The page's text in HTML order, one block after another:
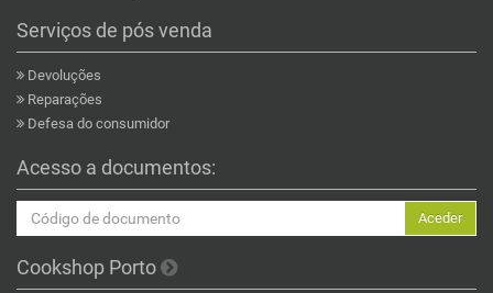
Serviços de pós venda
Devoluções
Reparações
Defesa do consumidor
Acesso a documentos:
Aceder
Cookshop Porto